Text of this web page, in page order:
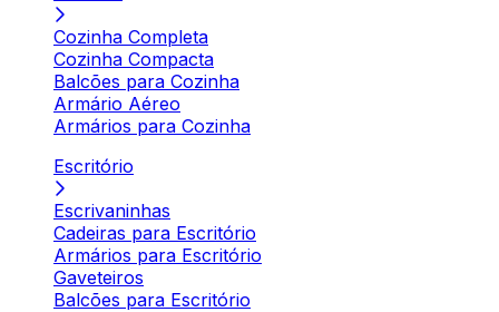
Cozinha Completa
Cozinha Compacta
Balcões para Cozinha
Armário Aéreo
Armários para Cozinha
Escritório
Escrivaninhas
Cadeiras para Escritório
Armários para Escritório
Gaveteiros
Balcões para Escritório